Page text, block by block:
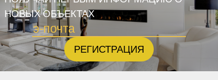
НОВЫХ ОБЪЕКТАХ
РЕГИСТРАЦИЯ